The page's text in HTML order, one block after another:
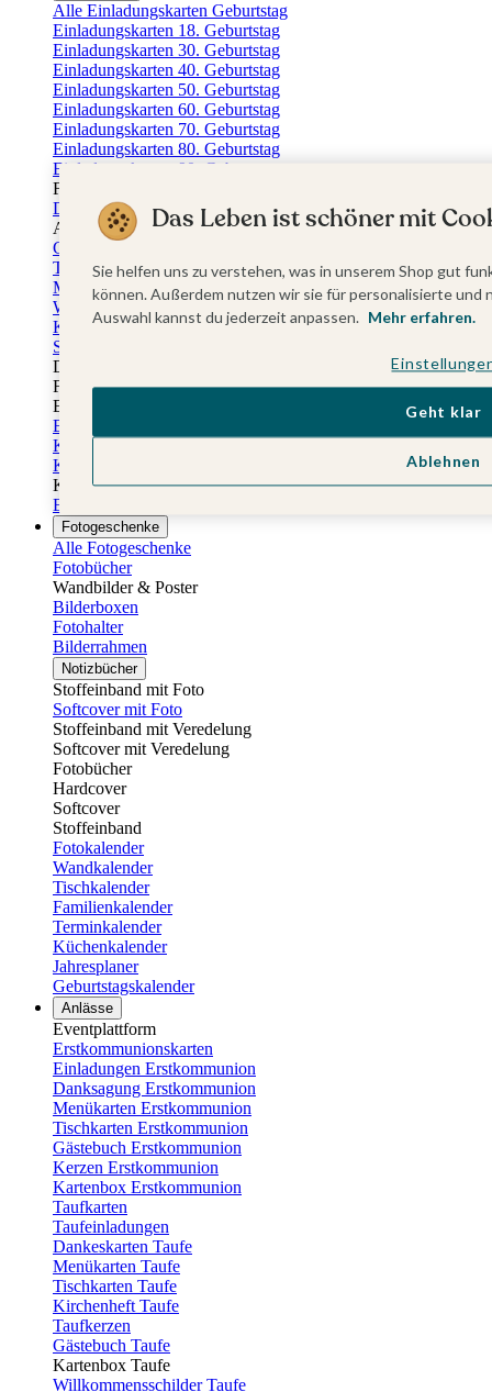
Alle Einladungskarten Geburtstag
Einladungskarten 18. Geburtstag
Einladungskarten 30. Geburtstag
Einladungskarten 40. Geburtstag
Einladungskarten 50. Geburtstag
Einladungskarten 60. Geburtstag
Einladungskarten 70. Geburtstag
Einladungskarten 80. Geburtstag
Einladungskarten 90. Geburtstag
Für jedes Alter
Doppelgeburtstag Einladungen
Alle Geburtstagsextras
Gästebücher Geburtstag
Tischkarten Geburtstag
Menükarten Geburtstag
Weinetiketten Geburtstag
Kartenbox Geburtstag
Save the Date Karten
Dankeskarten Geburtstag
Fotobuch Geburtstag
Eventplattform
Einladungskarten Kindergeburtstag
Kindergeburtstag Jungen
Kindergeburtstag Mädchen
Kindergeburtstag Unisex
Einladungskarten 1. Geburtstag
Fotogeschenke
Alle Fotogeschenke
Fotobücher
Wandbilder & Poster
Bilderboxen
Fotohalter
Bilderrahmen
Notizbücher
Stoffeinband mit Foto
Softcover mit Foto
Stoffeinband mit Veredelung
Softcover mit Veredelung
Fotobücher
Hardcover
Softcover
Stoffeinband
Fotokalender
Wandkalender
Tischkalender
Familienkalender
Terminkalender
Küchenkalender
Jahresplaner
Geburtstagskalender
Anlässe
Eventplattform
Erstkommunionskarten
Einladungen Erstkommunion
Danksagung Erstkommunion
Menükarten Erstkommunion
Tischkarten Erstkommunion
Gästebuch Erstkommunion
Kerzen Erstkommunion
Kartenbox Erstkommunion
Taufkarten
Taufeinladungen
Dankeskarten Taufe
Menükarten Taufe
Tischkarten Taufe
Kirchenheft Taufe
Taufkerzen
Gästebuch Taufe
Kartenbox Taufe
Willkommensschilder Taufe
Das Leben ist schöner mit
Sie helfen uns zu verstehen, was in unserem Shop gut
können. Außerdem nutzen wir sie für personalisierte
Auswahl kannst du jederzeit anpassen. Mehr erfahren.
Ablehnen
Geht klar